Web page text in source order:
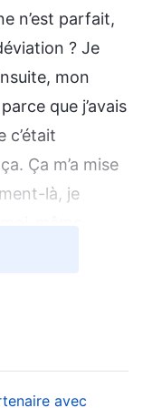
n’est parfait,
? Je
mon
que j’avais
c’était
Ça m’a mise
là, je
des
le travail, elle
avec